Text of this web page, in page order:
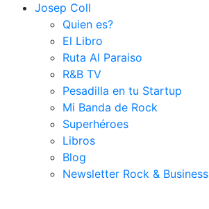
Josep Coll
Quien es?
El Libro
Ruta Al Paraiso
R&B TV
Pesadilla en tu Startup
Mi Banda de Rock
Superhéroes
Libros
Blog
Newsletter Rock & Business